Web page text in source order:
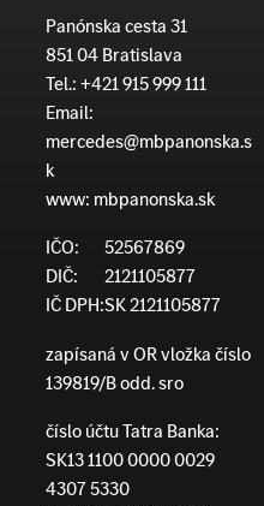
Panónska cesta 31
851 04 Bratislava
Tel.:+421 915 999 111
Email:
mercedes@mbpanonska.s
k
www: mbpanonska.sk
IČO:
52567869
DIČ:
2121105877
IČ DPH:SK 2121105877
zapísaná v OR vložka číslo
139819/B odd. sro
číslo účtu Tatra Banka:
SK13 1100 0000 0029
4307 5330